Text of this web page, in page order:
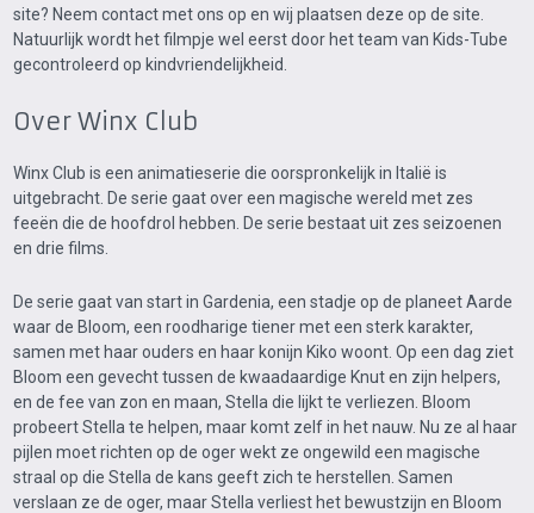
site? Neem contact met ons op en wij plaatsen deze op de site.
Natuurlijk wordt het filmpje wel eerst door het team van Kids-Tube
gecontroleerd op kindvriendelijkheid.
Over Winx Club
Winx Club is een animatieserie die oorspronkelijk in Italië is
uitgebracht. De serie gaat over een magische wereld met zes
feeën die de hoofdrol hebben. De serie bestaat uit zes seizoenen
en drie films.
De serie gaat van start in Gardenia, een stadje op de planeet Aarde
waar de Bloom, een roodharige tiener met een sterk karakter,
samen met haar ouders en haar konijn Kiko woont. Op een dag ziet
Bloom een gevecht tussen de kwaadaardige Knut en zijn helpers,
en de fee van zon en maan, Stella die lijkt te verliezen. Bloom
probeert Stella te helpen, maar komt zelf in het nauw. Nu ze al haar
pijlen moet richten op de oger wekt ze ongewild een magische
straal op die Stella de kans geeft zich te herstellen. Samen
verslaan ze de oger, maar Stella verliest het bewustzijn en Bloom